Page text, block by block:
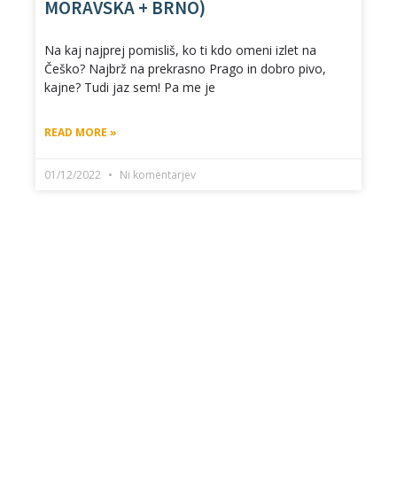
MORAVSKA + BRNO)
Na kaj najprej pomisliš, ko ti kdo omeni izlet na
Češko? Najbrž na prekrasno Prago in dobro pivo,
kajne? Tudi jaz sem! Pa me je
READ MORE »
01/12/2022 Ni komentarjev